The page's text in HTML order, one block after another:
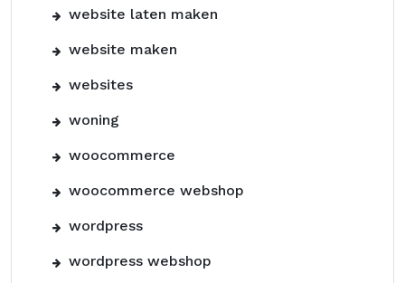
website laten maken
website maken
websites
woning
woocommerce
woocommerce webshop
wordpress
wordpress webshop